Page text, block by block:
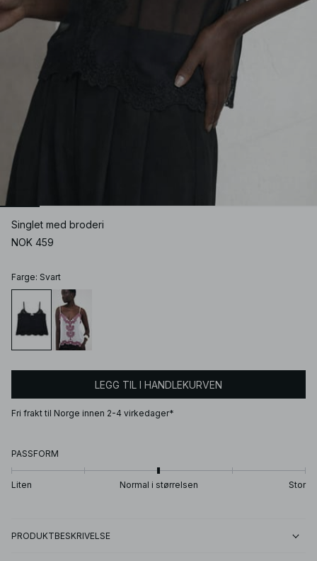
Singlet med broderi
NOK 459
Farge: Svart
LEGG TIL I HANDLEKURVEN
Fri frakt til Norge innen 2-4 virkedager*
PASSFORM
Liten Normal i størrelsen Stor
PRODUKTBESKRIVELSE